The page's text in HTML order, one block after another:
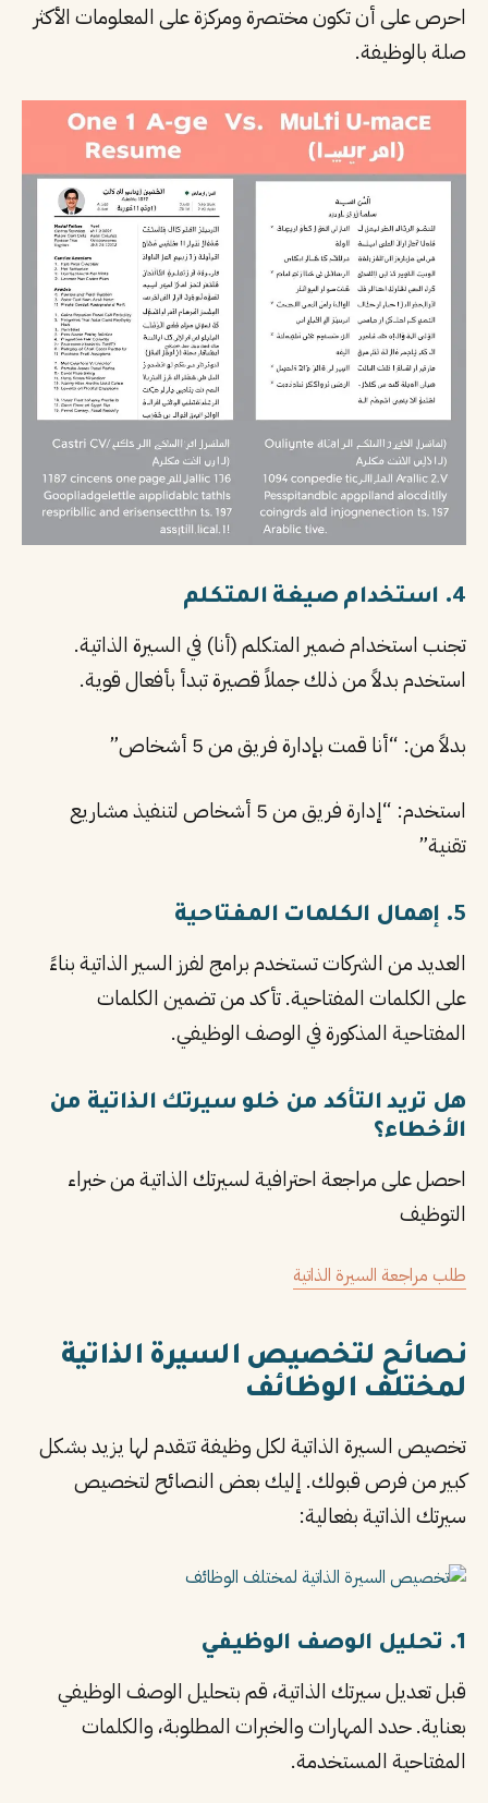
احرص على أن تكون مختصرة ومركزة على المعلومات الأكثر
صلة بالوظيفة.
4. استخدام صيغة المتكلم
تجنب استخدام ضمير المتكلم (أنا) في السيرة الذاتية.
استخدم بدلاً من ذلك جملاً قصيرة تبدأ بأفعال قوية.
بدلاً من: “أنا قمت بإدارة فريق من 5 أشخاص”
استخدم: “إدارة فريق من 5 أشخاص لتنفيذ مشاريع
تقنية”
5. إهمال الكلمات المفتاحية
العديد من الشركات تستخدم برامج لفرز السير الذاتية بناءً
على الكلمات المفتاحية. تأكد من تضمين الكلمات
المفتاحية المذكورة في الوصف الوظيفي.
هل تريد التأكد من خلو سيرتك الذاتية من
الأخطاء؟
احصل على مراجعة احترافية لسيرتك الذاتية من خبراء
التوظيف
طلب مراجعة السيرة الذاتية
نصائح لتخصيص السيرة الذاتية
لمختلف الوظائف
تخصيص السيرة الذاتية لكل وظيفة تتقدم لها يزيد بشكل
كبير من فرص قبولك. إليك بعض النصائح لتخصيص
سيرتك الذاتية بفعالية:
1. تحليل الوصف الوظيفي
قبل تعديل سيرتك الذاتية، قم بتحليل الوصف الوظيفي
بعناية. حدد المهارات والخبرات المطلوبة، والكلمات
المفتاحية المستخدمة.